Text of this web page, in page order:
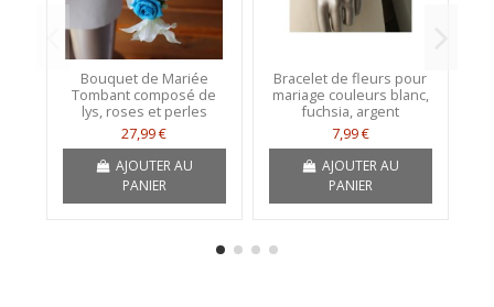
Bouquet de Mariée
Tombant composé de
lys, roses et perles
27,99 €
AJOUTER AU
PANIER
Bracelet de fleurs pour
mariage couleurs blanc,
fuchsia, argent
7,99 €
AJOUTER AU
PANIER